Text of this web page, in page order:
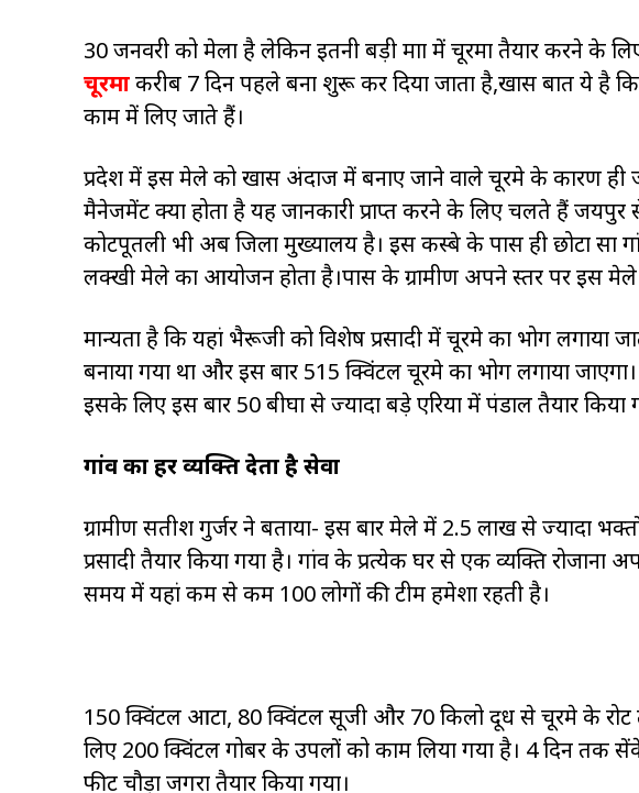
30 जनवरी को मेला है लेकिन इतनी बड़ी मात्रा में चूरमा तैयार करने के
चूरमाकरीब 7 दिन पहले बना शुरू कर दिया जाता है,खास बात ये है कि
काम में लिए जाते हैं।
प्रदेश में इस मेले को खास अंदाज में बनाए जाने वाले चूरमे के कारण ही
मैनेजमेंट क्या होता है यह जानकारी प्राप्त करने के लिए चलते हैं
कोटपूतली भी अब जिला मुख्यालय है। इस कस्बे के पास ही छोटा सा
लक्खी मेले का आयोजन होता है।पास के ग्रामीण अपने स्तर पर इस
मान्यता है कि यहां भैरूजी को विशेष प्रसादी में चूरमे का भोग लगाया
बनाया गया था और इस बार 515 क्विंटल चूरमे का भोग लगाया
इसके लिए इस बार 50 बीघा से ज्यादा बड़े एरिया में पंडाल तैयार किया
गांव का हर व्यक्ति देता है सेवा
ग्रामीण सतीश गुर्जर ने बताया- इस बार मेले में 2.5 लाख से ज्यादा
प्रसादी तैयार किया गया है। गांव के प्रत्येक घर से एक व्यक्ति
समय में यहां कम से कम 100 लोगों की टीम हमेशा रहती है।
150 क्विंटल आटा, 80 क्विंटल सूजी और 70 किलो दूध से चूरमे के रोट
लिए 200 क्विंटल गोबर के उपलों को काम लिया गया है। 4 दिन तक
फीट चौड़ा जगरा तैयार किया गया।